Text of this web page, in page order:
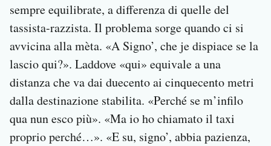
sempre equilibrate, a differenza di quelle del
tassista-razzista. Il problema sorge quando ci si
avvicina alla mèta. «A Signo’, che je dispiace se la
lascio qui?». Laddove «qui» equivale a una
distanza che va dai duecento ai cinquecento metri
dalla destinazione stabilita. «Perché se m’infilo
qua nun esco più». «Ma io ho chiamato il taxi
proprio perché…». «E su, signo’, abbia pazienza,